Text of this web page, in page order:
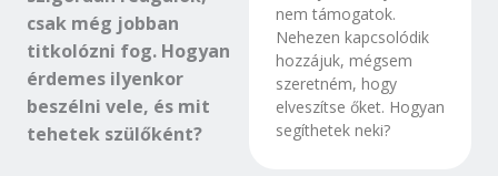
csak még jobban
titkolózni fog. Hogyan
érdemes ilyenkor
beszélni vele, és mit
tehetek szülőként?
nem támogatok.
Nehezen kapcsolódik
hozzájuk, mégsem
szeretném, hogy
elveszítse őket. Hogyan
segíthetek neki?